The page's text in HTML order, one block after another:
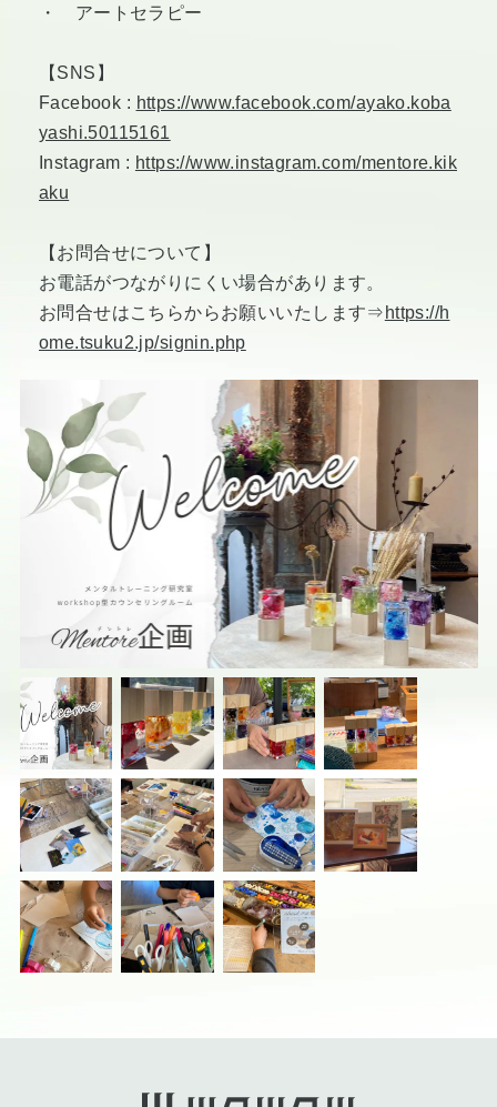
・ アートセラピー
【SNS】
Facebook : https://www.facebook.com/ayako.koba
yashi.50115161
Instagram : https://www.instagram.com/mentore.kik
aku
【お問合せについて】
お電話がつながりにくい場合があります。
お問合せはこちらからお願いいたします⇒https://h
ome.tsuku2.jp/signin.php